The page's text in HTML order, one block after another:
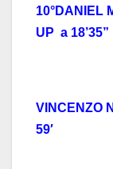
10°DANIEL
UP a 18’35”
VINCENZO
59′